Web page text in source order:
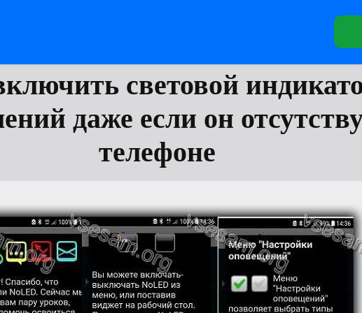
световой
даже если он
телефоне